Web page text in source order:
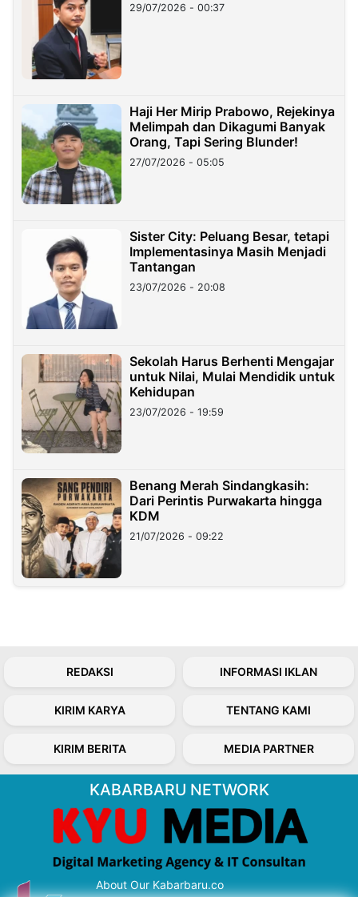
29/07/2026 - 00:37
Haji Her Mirip Prabowo, Rejekinya
Melimpah dan Dikagumi Banyak
Orang, Tapi Sering Blunder!
27/07/2026 - 05:05
Sister City: Peluang Besar, tetapi
Implementasinya Masih Menjadi
Tantangan
23/07/2026 - 20:08
Sekolah Harus Berhenti Mengajar
untuk Nilai, Mulai Mendidik untuk
Kehidupan
23/07/2026 - 19:59
Benang Merah Sindangkasih:
Dari Perintis Purwakarta hingga
KDM
21/07/2026 - 09:22
REDAKSI INFORMASI IKLAN
KIRIM KARYA TENTANG KAMI
KIRIM BERITA MEDIA PARTNER
KABARBARU NETWORK
About Our Kabarbaru.co